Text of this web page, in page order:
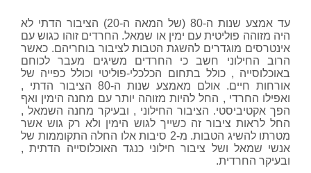
עד אמצע שנות ה-80 (של המאה ה-20) הציבור הדתי לא
היה מזוהה פוליטית עם ימין או שמאל. החרדים זוהו כגוש עם
אינטרסים מוגדרים להשגת הטבות לציבור בוחריהם. כאשר
הרוב החילוני חשב כי החרדים משיגים מעבר לכוחם
באוכלוסייה , כולל בתחום הכלכלי-פוליטי וכולל כפייה של
אורחות חיים. אולם מאמצע שנות ה-80 הציבור הדתי ,
ואפילו החרדי , החל להיות מזוהה יותר עם מחנה הימין ואף
הפך אקטיביסטי. הציבור החילוני , ובעיקר מחנה השמאל ,
החל לראות ציבור זה כשייך לגוש הימין ולא רק גוש אשר
מטרתו להשיג הטבות. מ-2 סיבות אלו החלה התקוממות של
אנשי שמאל ושל ציבור חילוני כנגד האוכלוסייה הדתית ,
ובעיקר החרדית.